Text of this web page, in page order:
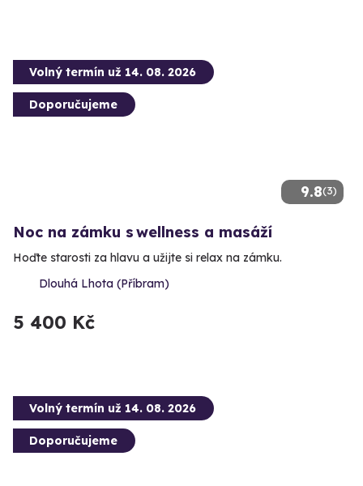
9.8(3)
Volný termín už 14. 08. 2026
Doporučujeme
Noc na zámku s wellness a masáží
Hoďte starosti za hlavu a užijte si relax na zámku.
Dlouhá Lhota (Příbram)
5 400 Kč
Volný termín už 14. 08. 2026
Doporučujeme